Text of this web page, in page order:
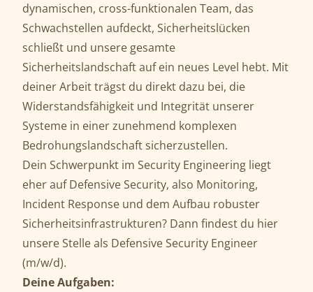
dynamischen, cross-funktionalen Team, das
Schwachstellen aufdeckt, Sicherheitslücken
schließt und unsere gesamte
Sicherheitslandschaft auf ein neues Level hebt. Mit
deiner Arbeit trägst du direkt dazu bei, die
Widerstandsfähigkeit und Integrität unserer
Systeme in einer zunehmend komplexen
Bedrohungslandschaft sicherzustellen.
Dein Schwerpunkt im Security Engineering liegt
eher auf Defensive Security, also Monitoring,
Incident Response und dem Aufbau robuster
Sicherheitsinfrastrukturen? Dann findest du hier
unsere Stelle als Defensive Security Engineer
(m/w/d).
Deine Aufgaben: